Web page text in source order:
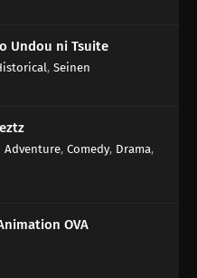
Undou ni Tsuite
, Seinen
Adventure, Comedy, Drama,
OVA